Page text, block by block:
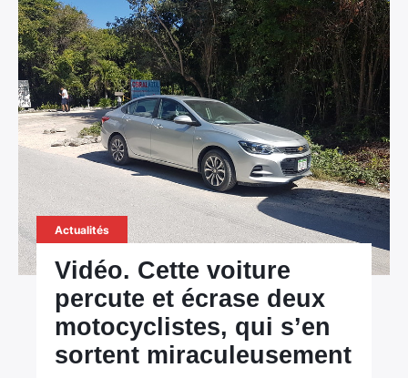
Actualités
Vidéo. Cette voiture
percute et écrase deux
motocyclistes, qui s’en
sortent miraculeusement